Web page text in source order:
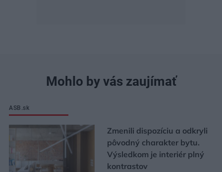
Mohlo by vás zaujímať
ASB.sk
Zmenili dispozíciu a odkryli
pôvodný charakter bytu.
Výsledkom je interiér plný
kontrastov